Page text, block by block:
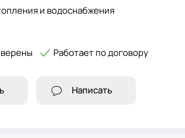
и водоснабжения
Работает по договору
Написать